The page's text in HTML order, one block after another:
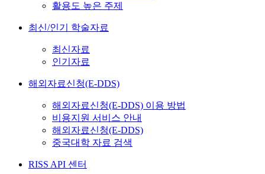
활용도 높은 주제
최신/인기 학술자료
최신자료
인기자료
해외자료신청(E-DDS)
해외자료신청(E-DDS) 이용 방법
비용지원 서비스 안내
해외자료신청(E-DDS)
중국대학 자료 검색
RISS API 센터